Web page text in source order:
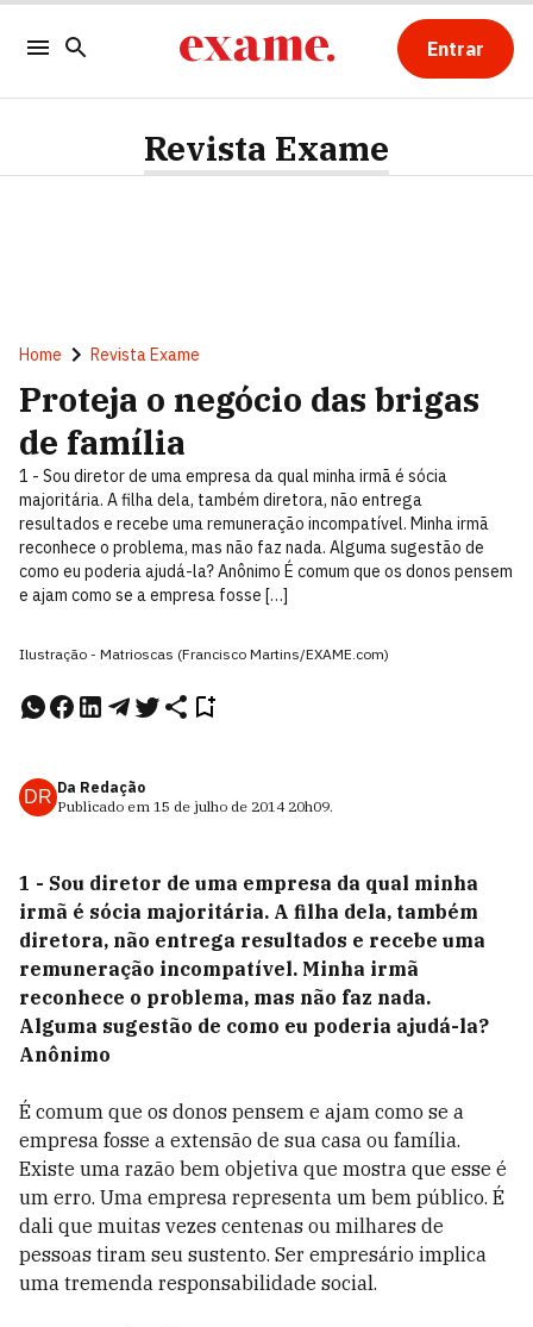
Entrar
Revista Exame
Home Revista Exame
Proteja o negócio das brigas
de família
1 - Sou diretor de uma empresa da qual minha irmã é sócia
majoritária. A filha dela, também diretora, não entrega
resultados e recebe uma remuneração incompatível. Minha irmã
reconhece o problema, mas não faz nada. Alguma sugestão de
como eu poderia ajudá-la? Anônimo É comum que os donos pensem
e ajam como se a empresa fosse […]
Ilustração - Matrioscas (Francisco Martins/EXAME.com)
DR Da Redação
Publicado em 15 de julho de 2014 20h09.
1 - Sou diretor de uma empresa da qual minha
irmã é sócia majoritária. A filha dela, também
diretora, não entrega resultados e recebe uma
remuneração incompatível. Minha irmã
reconhece o problema, mas não faz nada.
Alguma sugestão de como eu poderia ajudá-la?
Anônimo
É comum que os donos pensem e ajam como se a
empresa fosse a extensão de sua casa ou família.
Existe uma razão bem objetiva que mostra que esse é
um erro. Uma empresa representa um bem público. É
dali que muitas vezes centenas ou milhares de
pessoas tiram seu sustento. Ser empresário implica
uma tremenda responsabilidade social.